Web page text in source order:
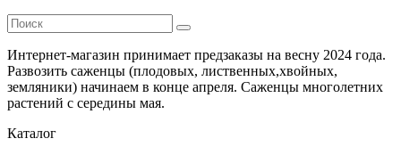
Интернет-магазин принимает предзаказы на весну 2024 года.
Развозить саженцы (плодовых, лиственных,хвойных,
земляники) начинаем в конце апреля. Саженцы многолетних
растений с середины мая.
Каталог